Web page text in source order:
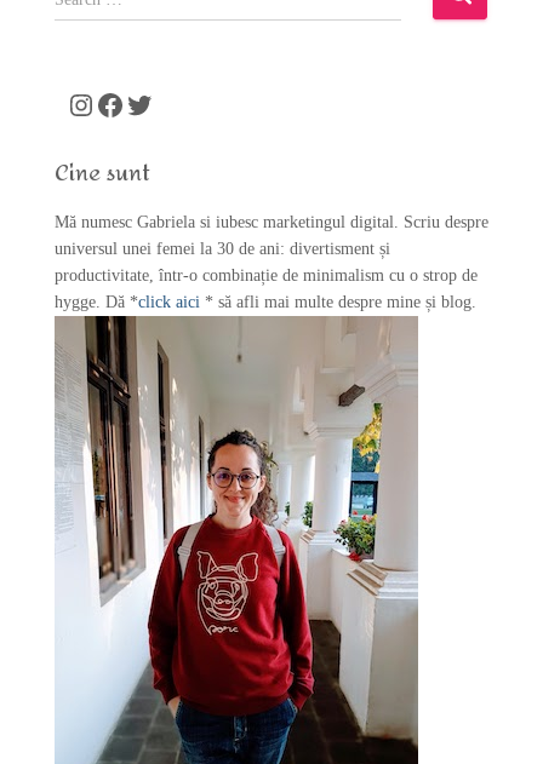
e
o
:
Instagram Facebook Twitter
Cine sunt
Mă numesc Gabriela si iubesc marketingul digital. Scriu despre
universul unei femei la 30 de ani: divertisment și
productivitate, într-o combinație de minimalism cu o strop de
hygge. Dă *click aici * să afli mai multe despre mine și blog.